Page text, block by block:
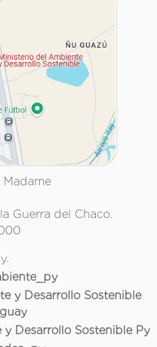
Madame
Guerra del Chaco.
y Desarrollo Sostenible
Desarrollo Sostenible Py